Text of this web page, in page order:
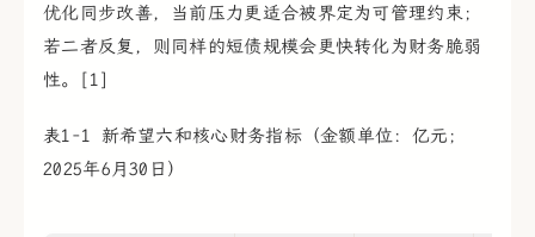
优化同步改善，当前压力更适合被界定为可管理约束；
若二者反复，则同样的短债规模会更快转化为财务脆弱
性。[1]
表1-1 新希望六和核心财务指标（金额单位：亿元；
2025年6月30日）